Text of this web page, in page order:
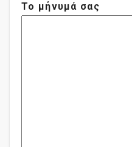
Το μήνυμά σας